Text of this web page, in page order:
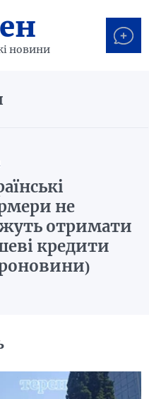
новини
не
отримати
кредити